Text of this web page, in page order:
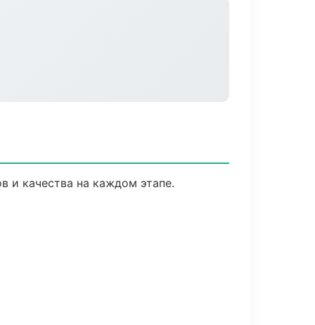
и качества на каждом этапе.